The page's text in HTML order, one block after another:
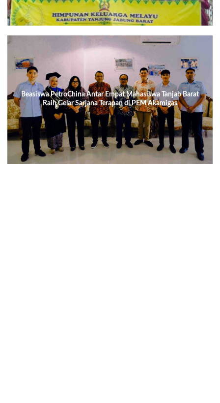
Beasiswa PetroChina Antar Empat Mahasiswa Tanjab Barat
Raih Gelar Sarjana Terapan di PEM Akamigas